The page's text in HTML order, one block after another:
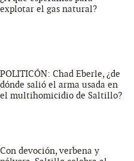
explotar el gas natural?
POLITICÓN: Chad Eberle, ¿de
dónde salió el arma usada en
el multihomicidio de Saltillo?
Con devoción, verbena y